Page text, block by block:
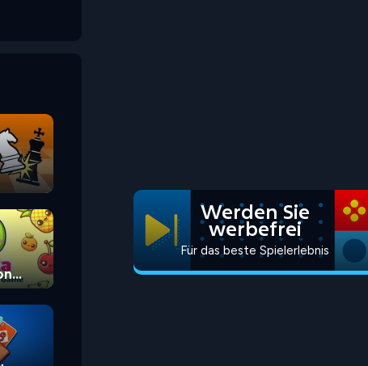
Werden Sie
werbefrei
Für das beste Spielerlebnis